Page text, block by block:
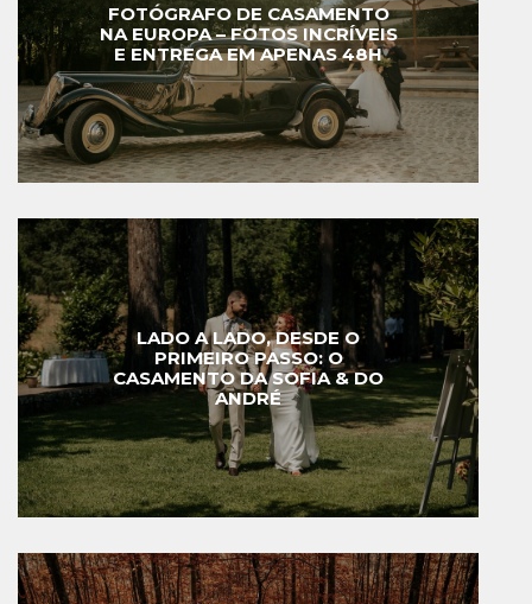
FOTÓGRAFO DE CASAMENTO
NA EUROPA – FOTOS INCRÍVEIS
E ENTREGA EM APENAS 48H
LADO A LADO, DESDE O
PRIMEIRO PASSO: O
CASAMENTO DA SOFIA & DO
ANDRÉ